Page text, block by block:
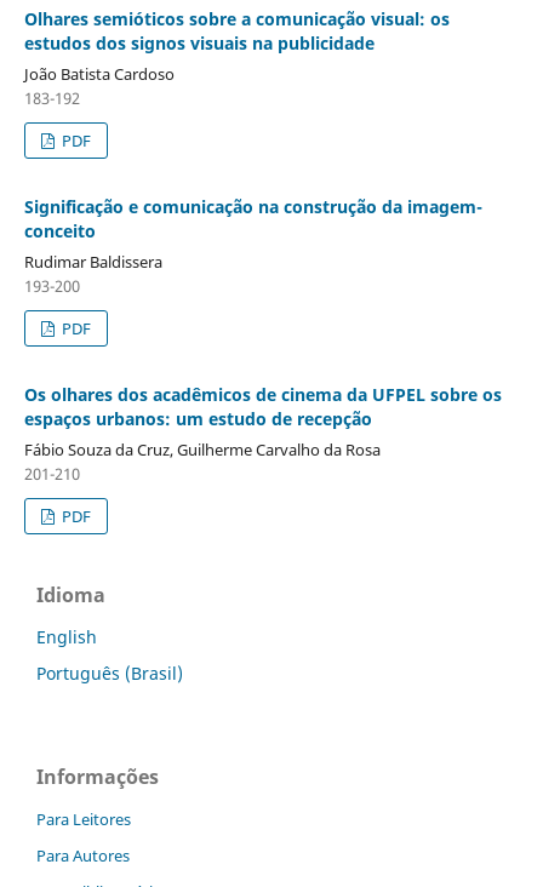
Olhares semióticos sobre a comunicação visual: os
estudos dos signos visuais na publicidade
João Batista Cardoso
183-192
PDF
Significação e comunicação na construção da imagem-
conceito
Rudimar Baldissera
193-200
PDF
Os olhares dos acadêmicos de cinema da UFPEL sobre os
espaços urbanos: um estudo de recepção
Fábio Souza da Cruz, Guilherme Carvalho da Rosa
201-210
PDF
Idioma
English
Português (Brasil)
Informações
Para Leitores
Para Autores